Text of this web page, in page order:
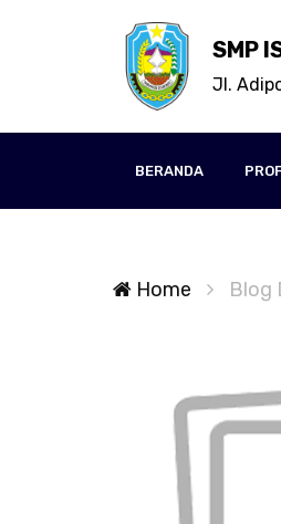
SMP
Jl.
BERANDA
Home Blog